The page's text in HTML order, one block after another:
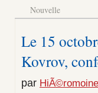
Nouvelle
Le 15
Kovrov,
par